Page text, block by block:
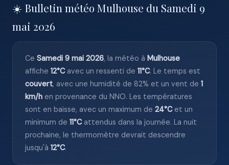
☀️ Bulletin météo Mulhouse du Samedi 9
mai 2026
Ce Samedi 9 mai 2026, la météo à Mulhouse
affiche 12°Cavec un ressenti de 11°C. Le temps est
couvert, avec une humidité de 82% et un vent de 1
km/h en provenance du NNO. Les températures
sont en baisse, avec un maximum de 24°Cet un
minimum de 11°Cattendus dans la journée. La nuit
prochaine, le thermomètre devrait descendre
jusqu'à 12°C.